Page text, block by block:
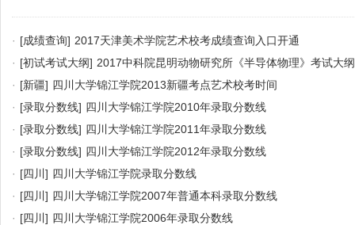
· [成绩查询] 2017天津美术学院艺术校考成绩查询入口开通
· [初试考试大纲] 2017中科院昆明动物研究所《半导体物理》考试大纲
· [新疆] 四川大学锦江学院2013新疆考点艺术校考时间
· [录取分数线] 四川大学锦江学院2010年录取分数线
· [录取分数线] 四川大学锦江学院2011年录取分数线
· [录取分数线] 四川大学锦江学院2012年录取分数线
· [四川] 四川大学锦江学院录取分数线
· [四川] 四川大学锦江学院2007年普通本科录取分数线
· [四川] 四川大学锦江学院2006年录取分数线